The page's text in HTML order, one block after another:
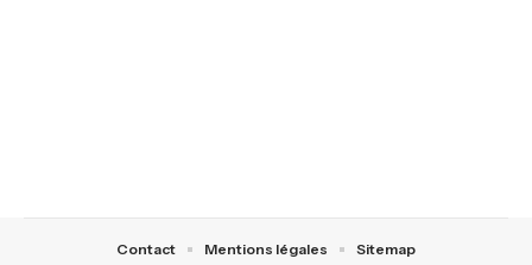
Contact Mentions légales Sitemap